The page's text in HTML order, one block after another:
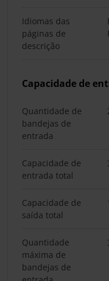
Idiomas das
páginas de
descrição
Capacidade de
Quantidade de
bandejas de
entrada
Capacidade de
entrada total
Capacidade de
saída total
Quantidade
máxima de
bandejas de